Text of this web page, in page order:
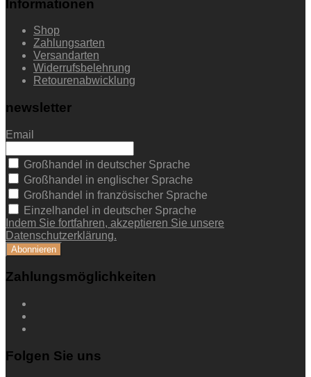
Informationen
Shop
Zahlungsarten
Versandarten
Widerrufsbelehrung
Retourenabwicklung
newsletter
Email
Großhandel in deutscher Sprache
Großhandel in englischer Sprache
Großhandel in französischer Sprache
Einzelhandel in deutscher Sprache
Indem Sie fortfahren, akzeptieren Sie unsere
Datenschutzerklärung.
Zahlungsmöglichkeiten
Folgen Sie uns